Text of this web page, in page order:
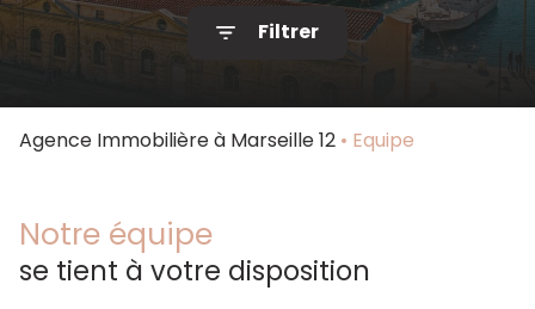
Notre
Contact
Filtrer
Agence Immobilière à Marseille 12 Equipe
Notre équipe
se tient à votre disposition